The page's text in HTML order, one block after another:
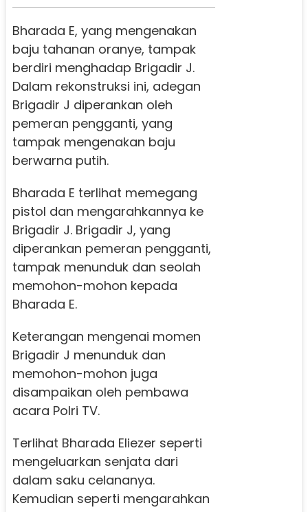
Bharada E, yang mengenakan
baju tahanan oranye, tampak
berdiri menghadap Brigadir J.
Dalam rekonstruksi ini, adegan
Brigadir J diperankan oleh
pemeran pengganti, yang
tampak mengenakan baju
berwarna putih.
Bharada E terlihat memegang
pistol dan mengarahkannya ke
Brigadir J. Brigadir J, yang
diperankan pemeran pengganti,
tampak menunduk dan seolah
memohon-mohon kepada
Bharada E.
Keterangan mengenai momen
Brigadir J menunduk dan
memohon-mohon juga
disampaikan oleh pembawa
acara Polri TV.
Terlihat Bharada Eliezer seperti
mengeluarkan senjata dari
dalam saku celananya.
Kemudian seperti mengarahkan